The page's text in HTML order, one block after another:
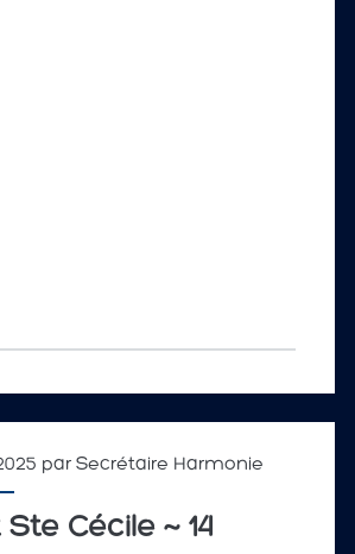
par Secrétaire Harmonie
Cécile ~ 14